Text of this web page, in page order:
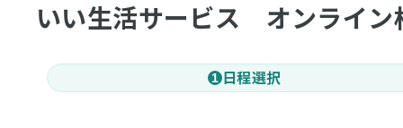
いい生活サービス オンライン
1 日程選択